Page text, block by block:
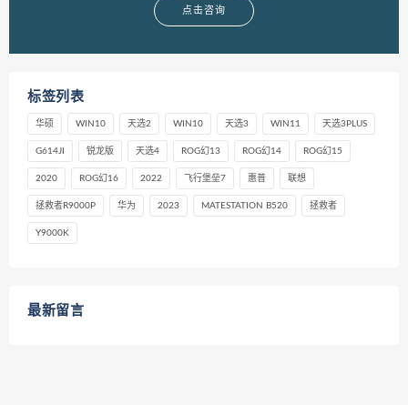
点击咨询
标签列表
华硕 WIN10 天选2 WIN10 天选3 WIN11 天选3PLUS
G614JI 锐龙版 天选4 ROG幻13 ROG幻14 ROG幻15
2020 ROG幻16 2022 飞行堡垒7 惠普 联想
拯救者R9000P 华为 2023 MATESTATION B520 拯救者
Y9000K
最新留言